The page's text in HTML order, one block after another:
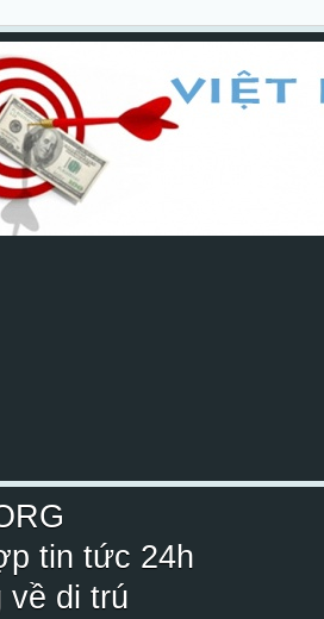
tin tức 24h
về di trú